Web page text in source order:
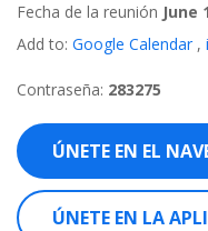
Fecha de la reunión June
Add to: Google Calendar ,
Contraseña: 283275
ÚNETE EN EL
ÚNETE EN LA